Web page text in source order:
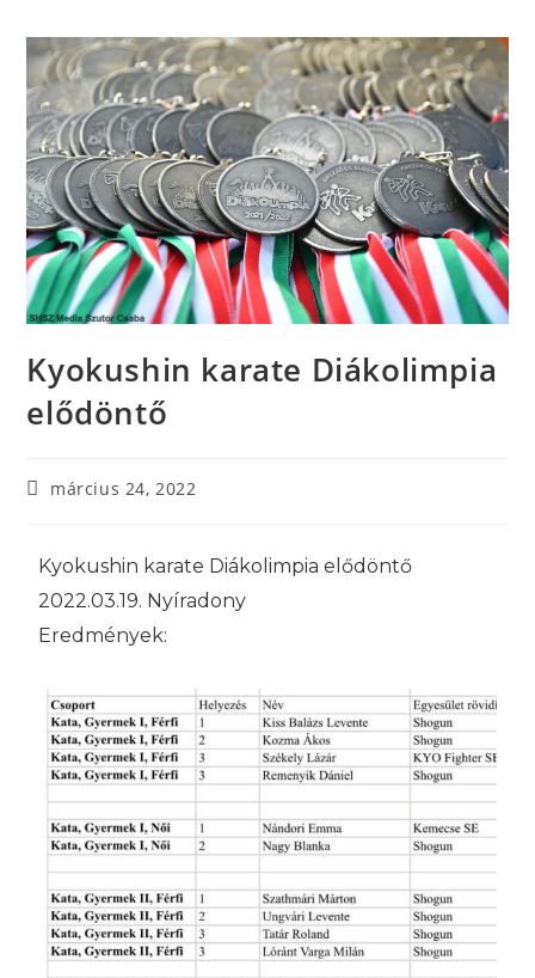
Kyokushin karate Diákolimpia
elődöntő
március 24, 2022
Kyokushin karate Diákolimpia elődöntő
2022.03.19. Nyíradony
Eredmények: